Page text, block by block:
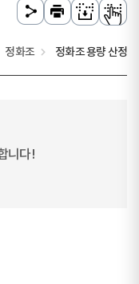
정화조 정화조 용량 산정
니다!